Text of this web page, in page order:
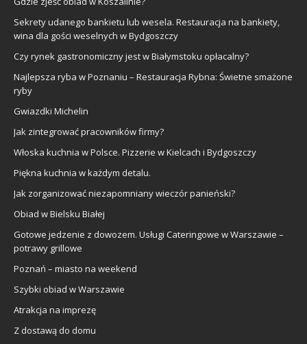
Sekrety udanego bankietu lub wesela. Restauracja na bankiety,
wina dla gości weselnych w Bydgoszczy
Czy rynek gastronomiczny jest w Białymstoku opłacalny?
Najlepsza ryba w Poznaniu – Restauracja Rybna: Świetne smażone
ryby
Gwiazdki Michelin
Jak zintegrować pracowników firmy?
Włoska kuchnia w Polsce. Pizzerie w Kielcach i Bydgoszczy
Piękna kuchnia w każdym detalu.
Jak zorganizować niezapomniany wieczór panieński?
Obiad w Bielsku Białej
Gotowe jedzenie z dowozem. Usługi Cateringowe w Warszawie –
potrawy grillowe
Poznań – miasto na weekend
Szybki obiad w Warszawie
Atrakcja na imprezę
Z dostawą do domu